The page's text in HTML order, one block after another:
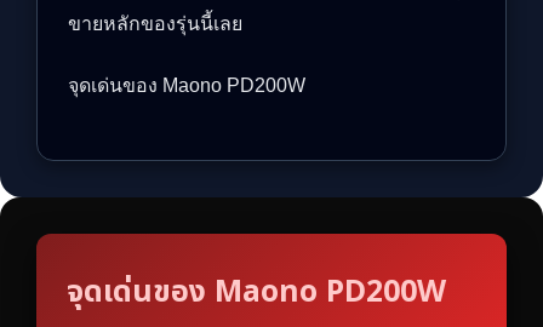
ขายหลักของรุ่นนี้เลย
จุดเด่นของ Maono PD200W
จุดเด่นของ Maono PD200W